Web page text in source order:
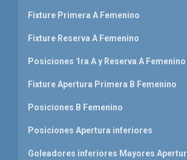
Fixture Primera A Femenino
Fixture Reserva A Femenino
Posiciones 1ra A y Reserva A Femenino
Fixture Apertura Primera B Femenino
Posiciones B Femenino
Posiciones Apertura inferiores
Goleadores inferiores Mayores